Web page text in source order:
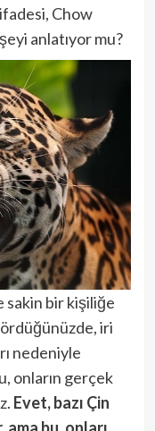
Chow
anlatıyor mu?
sakin bir kişiliğe
iri
nedeniyle
onların gerçek
Evet, bazı Çin